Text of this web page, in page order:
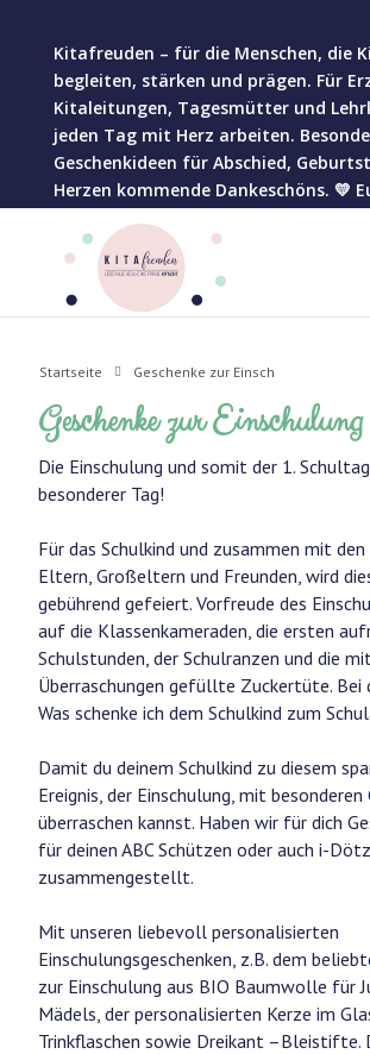
Kitafreuden – für die Menschen, die
begleiten, stärken und prägen. Für
Kitaleitungen, Tagesmütter und
jeden Tag mit Herz arbeiten.
Geschenkideen für Abschied,
Herzen kommende Dankeschöns. 💛
Startseite Geschenke zur Einsch
Geschenke zur Einschulung
Die Einschulung und somit der 1.
besonderer Tag!
Für das Schulkind und zusammen mit
Eltern, Großeltern und Freunden, wird
gebührend gefeiert. Vorfreude des
auf die Klassenkameraden, die ersten
Schulstunden, der Schulranzen und die
Überraschungen gefüllte Zuckertüte. Bei
Was schenke ich dem Schulkind zum
Damit du deinem Schulkind zu diesem
Ereignis, der Einschulung, mit besonderen
überraschen kannst. Haben wir für dich
für deinen ABC Schützen oder auch i-
zusammengestellt.
Mit unseren liebevoll personalisierten
Einschulungsgeschenken, z.B. dem
zur Einschulung aus BIO Baumwolle für
Mädels, der personalisierten Kerze im
Trinkflaschen sowie Dreikant –Bleistifte.